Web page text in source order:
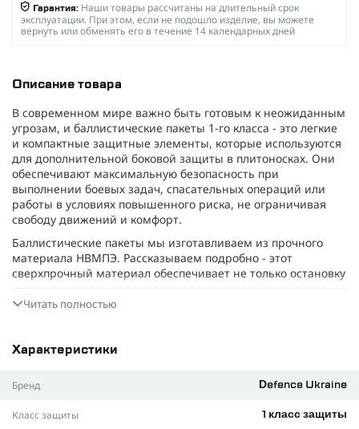
Гарантия: Наши товары рассчитаны на длительный срок
эксплуатации. При этом, если не подошло изделие, вы можете
вернуть или обменять его в течение 14 календарных дней
Описание товара
В современном мире важно быть готовым к неожиданным
угрозам, и баллистические пакеты 1-го класса - это легкие
и компактные защитные элементы, которые используются
для дополнительной боковой защиты в плитоносках. Они
обеспечивают максимальную безопасность при
выполнении боевых задач, спасательных операций или
работы в условиях повышенного риска, не ограничивая
свободу движений и комфорт.
Баллистические пакеты мы изготавливаем из прочного
материала НВМПЭ. Рассказываем подробно - этот
сверхпрочный материал обеспечивает не только остановку
травмы. Кроме того, он устойчив к влаге и химическим
Какие же основные преимущества:
Легкость и удобство
: вес всего 250 г - меньше вашего
смартфона. Вы даже не почувствуете их во время
ношения.
Читать полностью
Характеристики
Бренд Defence Ukraine
Класс защиты 1 класс защиты